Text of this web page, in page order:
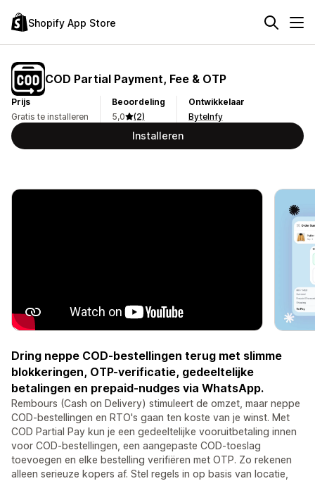
Shopify App Store
COD Partial Payment, Fee & OTP
Prijs
Gratis te installeren
Beoordeling
5,0
(2)
Ontwikkelaar
ByteInfy
Installeren
Dring neppe COD-bestellingen terug met slimme
blokkeringen, OTP-verificatie, gedeeltelijke
betalingen en prepaid-nudges via WhatsApp.
Rembours (Cash on Delivery) stimuleert de omzet, maar neppe
COD-bestellingen en RTO's gaan ten koste van je winst. Met
COD Partial Pay kun je een gedeeltelijke vooruitbetaling innen
voor COD-bestellingen, een aangepaste COD-toeslag
toevoegen en elke bestelling verifiëren met OTP. Zo rekenen
alleen serieuze kopers af. Stel regels in op basis van locatie,